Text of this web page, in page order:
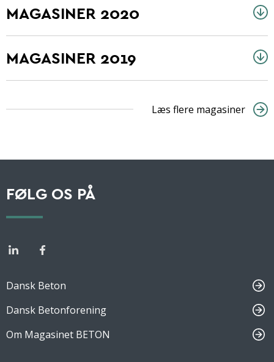
MAGASINER 2020
MAGASINER 2019
Læs flere magasiner
FØLG OS PÅ
Dansk Beton
Dansk Betonforening
Om Magasinet BETON